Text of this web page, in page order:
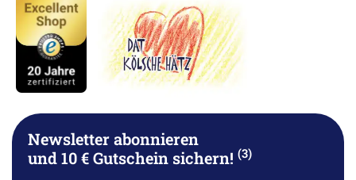
Newsletter abonnieren
und 10 € Gutschein sichern! (3)